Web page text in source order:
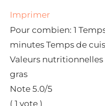
Imprimer
Pour combien: 1
minutes Temps de
Valeurs nutritionnelles
gras
Note 5.0/5
( 1 vote )